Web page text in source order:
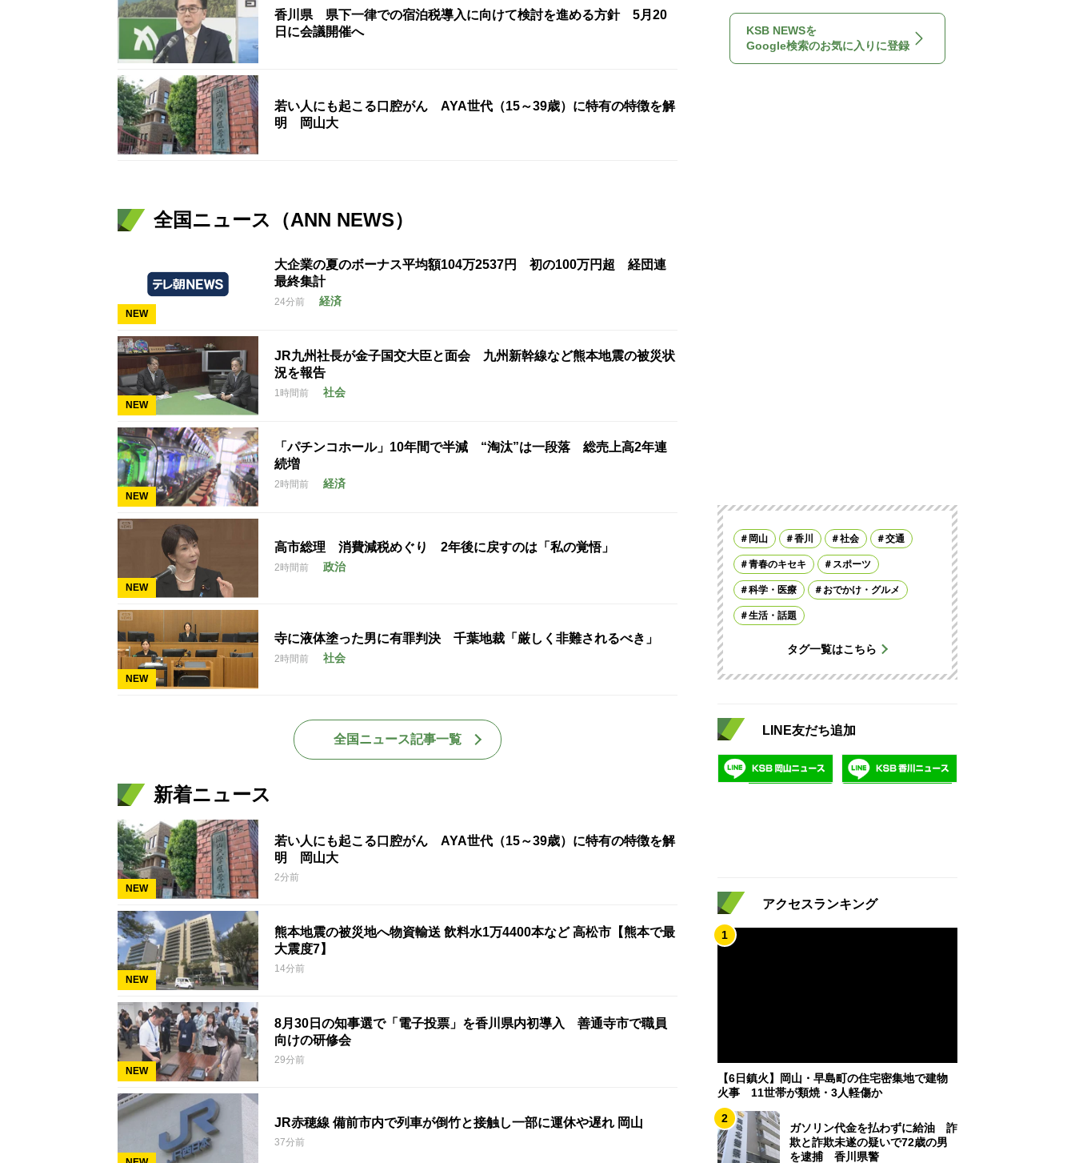
香川県 県下一律での宿泊税導入に向けて検討を進める方針 5月20
日に会議開催へ
若い人にも起こる口腔がん AYA世代（15～39歳）に特有の特徴を解
明 岡山大
全国ニュース（ANN NEWS）
NEW
大企業の夏のボーナス平均額104万2537円 初の100万円超 経団連
最終集計
24分前 経済
NEW
JR九州社長が金子国交大臣と面会 九州新幹線など熊本地震の被災状
況を報告
1時間前 社会
NEW
「パチンコホール」10年間で半減 “淘汰”は一段落 総売上高2年連
続増
2時間前 経済
NEW
高市総理 消費減税めぐり 2年後に戻すのは「私の覚悟」
2時間前 政治
NEW
寺に液体塗った男に有罪判決 千葉地裁「厳しく非難されるべき」
2時間前 社会
全国ニュース記事一覧
新着ニュース
NEW
若い人にも起こる口腔がん AYA世代（15～39歳）に特有の特徴を解
明 岡山大
2分前
NEW
熊本地震の被災地へ物資輸送 飲料水1万4400本など 高松市【熊本で最
大震度7】
14分前
NEW
8月30日の知事選で「電子投票」を香川県内初導入 善通寺市で職員
向けの研修会
29分前
JR赤穂線 備前市内で列車が倒竹と接触し一部に運休や遅れ 岡山
37分前
KSB NEWSを
Google検索のお気に入りに登録
岡山 香川 社会 交通
青春のキセキ スポーツ
科学・医療 おでかけ・グルメ
生活・話題
タグ一覧はこちら
LINE友だち追加
アクセスランキング
1
【6日鎮火】岡山・早島町の住宅密集地で建物
火事 11世帯が類焼・3人軽傷か
2
ガソリン代金を払わずに給油 詐
欺と詐欺未遂の疑いで72歳の男
を逮捕 香川県警